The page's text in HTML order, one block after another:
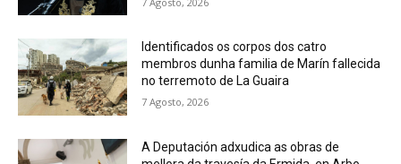
Identificados os corpos dos catro
membros dunha familia de Marín fallecida
no terremoto de La Guaira
7 Agosto, 2026
A Deputación adxudica as obras de